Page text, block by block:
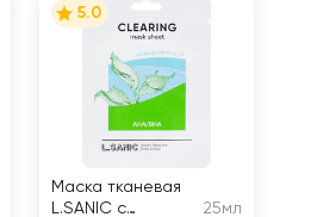
5.0
Маска тканевая
L.SANIC с
25мл